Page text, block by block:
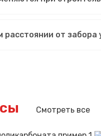
от забора
Смотреть все